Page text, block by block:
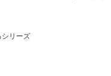
シリーズ